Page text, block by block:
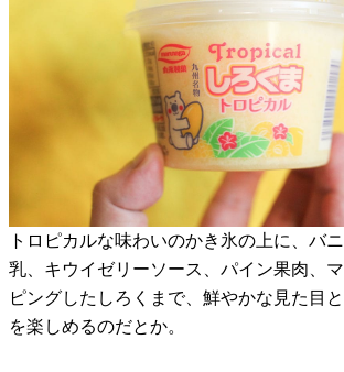
トロピカルな味わいのかき氷の上に、バ
乳、キウイゼリーソース、パイン果肉、
ピングしたしろくまで、鮮やかな見た目
を楽しめるのだとか。